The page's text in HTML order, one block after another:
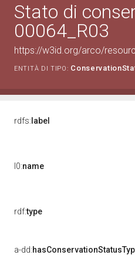
Stato di
00064_R03
https://w3id.org/arco/
ENTITÀ DI TIPO:
rdfs: label
l0:name
rdf:type
a-dd: